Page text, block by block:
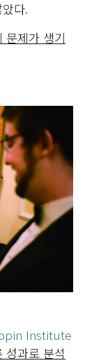
다.
문제가 생기
Institute
성과로 분석